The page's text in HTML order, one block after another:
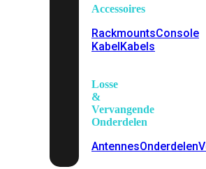
Accessoires
RackmountsConsole
KabelKabels
Losse
&
Vervangende
Onderdelen
AntennesOnderdelen